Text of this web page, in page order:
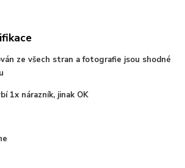
ze všech stran a fotografie jsou shodné
1x nárazník, jinak OK